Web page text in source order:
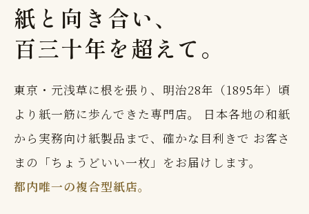
紙と向き合い、
百三十年を超えて。
東京・元浅草に根を張り、明治28年（1895年）頃
より紙一筋に歩んできた専門店。 日本各地の和紙
から実務向け紙製品まで、確かな目利きで お客さ
まの「ちょうどいい一枚」をお届けします。
都内唯一の複合型紙店。